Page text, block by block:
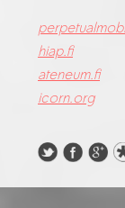
hiap.fi
ateneum.fi
icorn.org